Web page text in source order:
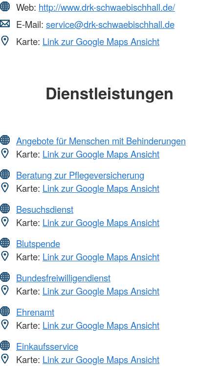
Web: http://www.drk-schwaebischhall.de/
E-Mail: service@drk-schwaebischhall.de
Karte: Link zur Google Maps Ansicht
Dienstleistungen
Angebote für Menschen mit Behinderungen
Karte: Link zur Google Maps Ansicht
Beratung zur Pflegeversicherung
Karte: Link zur Google Maps Ansicht
Besuchsdienst
Karte: Link zur Google Maps Ansicht
Blutspende
Karte: Link zur Google Maps Ansicht
Bundesfreiwilligendienst
Karte: Link zur Google Maps Ansicht
Ehrenamt
Karte: Link zur Google Maps Ansicht
Einkaufsservice
Karte: Link zur Google Maps Ansicht